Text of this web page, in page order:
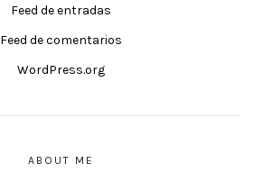
Feed de entradas
Feed de comentarios
WordPress.org
ABOUT ME